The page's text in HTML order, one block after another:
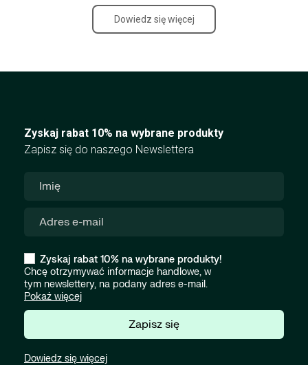
Dowiedz się więcej
Zyskaj rabat 10% na wybrane produkty
Zapisz się do naszego Newslettera
Zyskaj rabat 10% na wybrane produkty!
Chcę otrzymywać informacje handlowe, w
tym newslettery, na podany adres e-mail.
Pokaż więcej
Zapisz się
Dowiedz się więcej